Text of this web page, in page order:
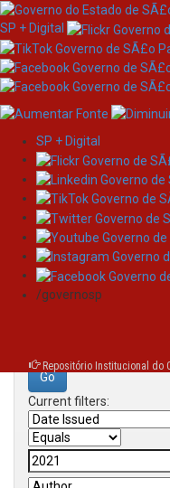
Skip
navigation
SP + Digital
SP + Digital
/governosp
Repositório Institucional do
Search
Search:
Current filters: